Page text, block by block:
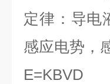
定律：导电
感应电势，
E=KBVD